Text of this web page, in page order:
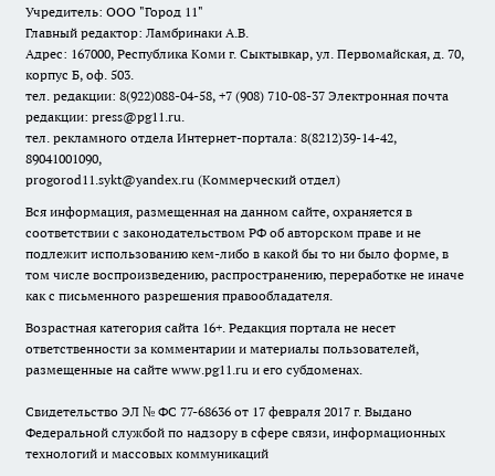
Учредитель: ООО "Город 11"
Главный редактор: Ламбринаки А.В.
Адрес: 167000, Республика Коми г. Сыктывкар, ул. Первомайская, д. 70,
корпус Б, оф. 503.
тел. редакции: 8(922)088-04-58, +7 (908) 710-08-37 Электронная почта
редакции: press@pg11.ru.
тел. рекламного отдела Интернет-портала: 8(8212)39-14-42,
89041001090,
progorod11.sykt@yandex.ru (Коммерческий отдел)
Вся информация, размещенная на данном сайте, охраняется в
соответствии с законодательством РФ об авторском праве и не
подлежит использованию кем-либо в какой бы то ни было форме, в
том числе воспроизведению, распространению, переработке не иначе
как с письменного разрешения правообладателя.
Возрастная категория сайта 16+. Редакция портала не несет
ответственности за комментарии и материалы пользователей,
размещенные на сайте www.pg11.ru и его субдоменах.
Свидетельство ЭЛ № ФС 77-68636 от 17 февраля 2017 г. Выдано
Федеральной службой по надзору в сфере связи, информационных
технологий и массовых коммуникаций